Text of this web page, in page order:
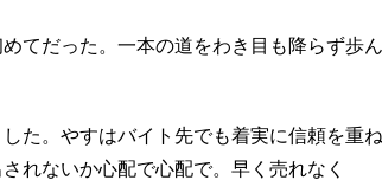
てだった。一本の道をわき目も降らず歩ん
た。やすはバイト先でも着実に信頼を重ね
れないか心配で心配で。早く売れなく